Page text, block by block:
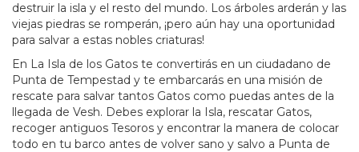
destruir la isla y el resto del mundo. Los árboles arderán y las
viejas piedras se romperán, ¡pero aún hay una oportunidad
para salvar a estas nobles criaturas!
En La Isla de los Gatos te convertirás en un ciudadano de
Punta de Tempestad y te embarcarás en una misión de
rescate para salvar tantos Gatos como puedas antes de la
llegada de Vesh. Debes explorar la Isla, rescatar Gatos,
recoger antiguos Tesoros y encontrar la manera de colocar
todo en tu barco antes de volver sano y salvo a Punta de